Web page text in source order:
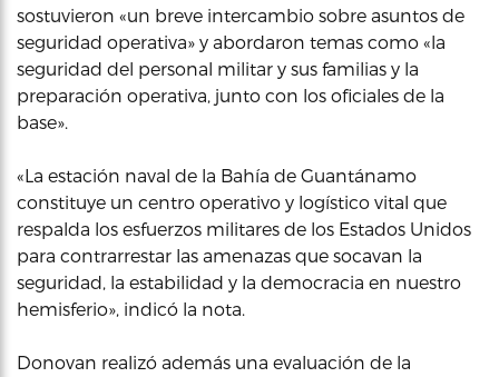
sostuvieron «un breve intercambio sobre asuntos de
seguridad operativa» y abordaron temas como «la
seguridad del personal militar y sus familias y la
preparación operativa, junto con los oficiales de la
base».
«La estación naval de la Bahía de Guantánamo
constituye un centro operativo y logístico vital que
respalda los esfuerzos militares de los Estados Unidos
para contrarrestar las amenazas que socavan la
seguridad, la estabilidad y la democracia en nuestro
hemisferio», indicó la nota.
Donovan realizó además una evaluación de la